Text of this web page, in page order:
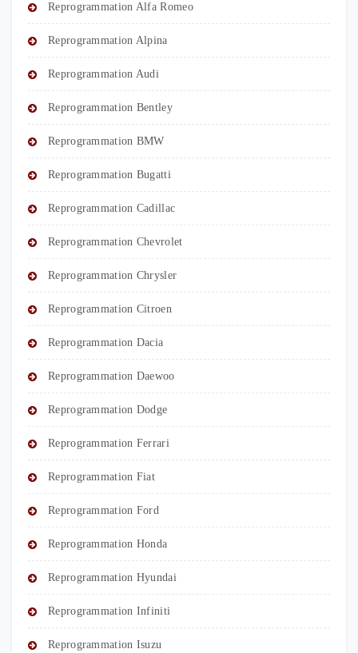
Reprogrammation Alfa Romeo
Reprogrammation Alpina
Reprogrammation Audi
Reprogrammation Bentley
Reprogrammation BMW
Reprogrammation Bugatti
Reprogrammation Cadillac
Reprogrammation Chevrolet
Reprogrammation Chrysler
Reprogrammation Citroen
Reprogrammation Dacia
Reprogrammation Daewoo
Reprogrammation Dodge
Reprogrammation Ferrari
Reprogrammation Fiat
Reprogrammation Ford
Reprogrammation Honda
Reprogrammation Hyundai
Reprogrammation Infiniti
Reprogrammation Isuzu